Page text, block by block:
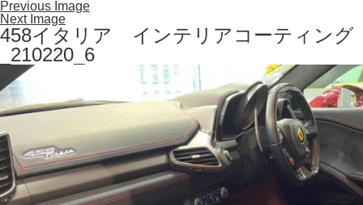
Previous Image
Next Image
458イタリア インテリアコーティング
_210220_6